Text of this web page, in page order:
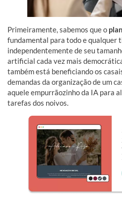
Primeiramente, sabemos que o
fundamental para todo e qualquer
independentemente de seu
artificial cada vez mais
também está beneficiando os
demandas da organização de um
aquele empurrãozinho da IA para
tarefas dos noivos.